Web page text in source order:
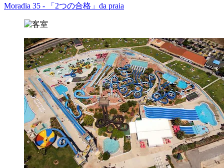
Moradia 35 - 「2つの合格」da praia